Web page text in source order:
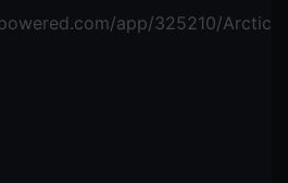
app/325210/Arctico/